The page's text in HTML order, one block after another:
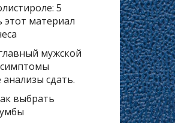
5
материал
мужской
сдать.
выбрать